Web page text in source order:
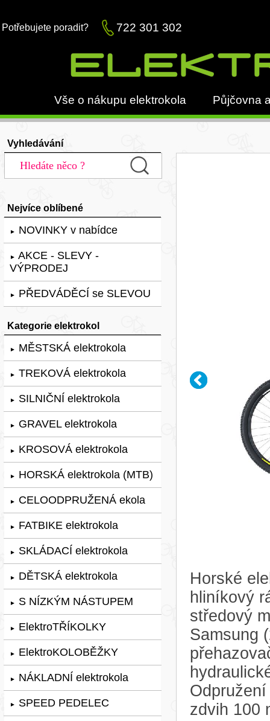
Potřebujete poradit? 722 301 302
Vše o nákupu elektrokola Půjčovna
Vyhledávání
Nejvíce oblíbené
► NOVINKY v nabídce
► AKCE - SLEVY -
VÝPRODEJ
► PŘEDVÁDĚCÍ se SLEVOU
Kategorie elektrokol
► MĚSTSKÁ elektrokola
► TREKOVÁ elektrokola
► SILNIČNÍ elektrokola
► GRAVEL elektrokola
► KROSOVÁ elektrokola
► HORSKÁ elektrokola (MTB)
► CELOODPRUŽENÁ ekola
► FATBIKE elektrokola
► SKLÁDACÍ elektrokola
► DĚTSKÁ elektrokola
► S NÍZKÝM NÁSTUPEM
► ElektroTŘÍKOLKY
► ElektroKOLOBĚŽKY
► NÁKLADNÍ elektrokola
► SPEED PEDELEC
Horské
hliníkový
středový
Samsung
zdvih 100